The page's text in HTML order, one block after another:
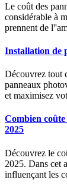
Le coût des
considérable à
prennent de
Installation de
Découvrez tout
panneaux
et maximisez
Combien
2025
Découvrez le
2025. Dans cet
influençant les